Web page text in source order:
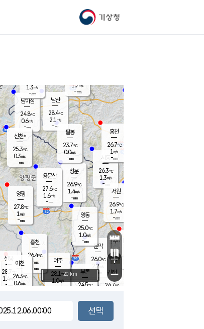
기상청
문막
26.0℃
2.2m/s
mm
남이섬
24.8℃
0.6m/s
-mm
부론
24.5℃
남산
28.4℃
2.1 m/s
-mm
청운
26.9℃
1.4m/s
-mm
팔봉
23.7℃
0.0m/s
-mm
여주
28.1℃
1.0m/s
양동
25.0℃
1.0m/s
-mm
장호원
1.3m/s
-mm
신천*
25.3℃
0.3m/s
-mm
흥천
26.4℃
-m/s
-mm
설봉
28.7
1.4 m/s
- mm
시동
26.3℃
1.3m/s
- mm
귀래
24.7℃
서원
26.9℃
1.7m/s
-mm
용문산
27.6℃
1.6m/s
-mm
홍천
26.7℃
1 m/s
-mm
이천
26.3℃
0.6m/s
양평
27.8℃
1 m/s
-mm
1.7 m/s
-mm
+
−
20 km